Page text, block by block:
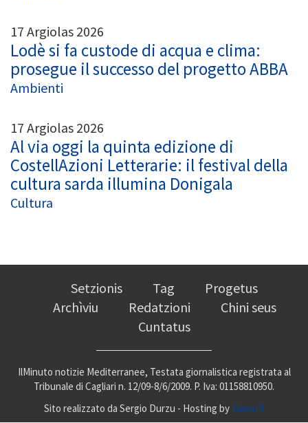
17 Argiolas 2026
Lodè si fa custode di acqua e clima:
prosegue il successo del progetto ABBA
Ambienti
17 Argiolas 2026
Al via oggi la quinta edizione di
CostellAzioni Letterarie: il festival della
cultura sarda illumina Donigala
Cultura
Setzionis Tag
Progetus
Archìviu
Redatzioni
Chini seus
Cuntatus
IlMinuto notizie Mediterranee, Testata giornalistica registrata al
Tribunale di Cagliari n. 12/09-8/6/2009. P. Iva: 01158810950.
Sito realizzato da Sergio Durzu - Hosting by Kimsufi